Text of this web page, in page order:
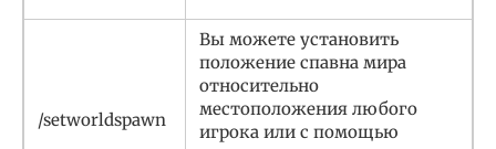
/setworldspawn
Вы можете установить
положение спавна мира
относительно
местоположения любого
игрока или с помощью